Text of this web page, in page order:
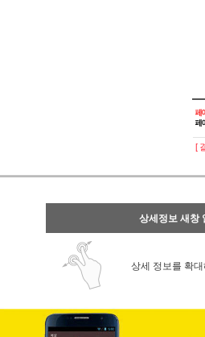
[
상세정보 새창
상세 정보를 확